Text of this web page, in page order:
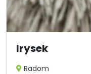
Irysek
Radom